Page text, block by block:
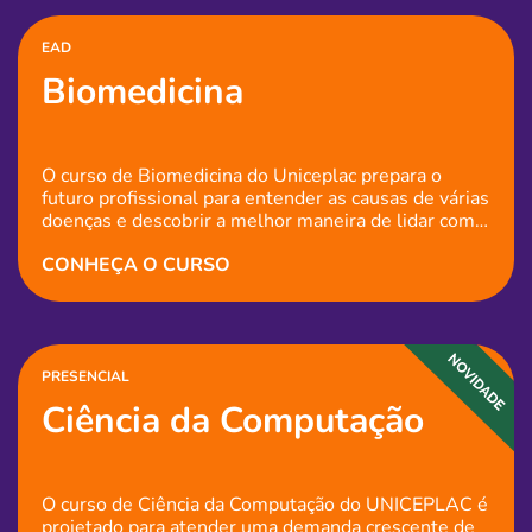
uma visão completa dos...
EAD
Biomedicina
O curso de Biomedicina do Uniceplac prepara o
futuro profissional para entender as causas de várias
doenças e descobrir a melhor maneira de lidar com
graduacao
CONHEÇA O CURSO
PRESENCIAL
Ciência da Computação
O curso de Ciência da Computação do UNICEPLAC é
projetado para atender uma demanda crescente de